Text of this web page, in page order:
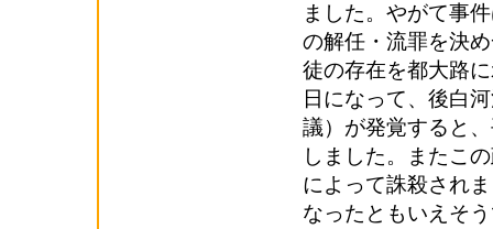
ました。やがて事
の解任・流罪を決
徒の存在を都大路
日になって、後白
議）が発覚すると
しました。またこ
によって誅殺され
なったともいえそ